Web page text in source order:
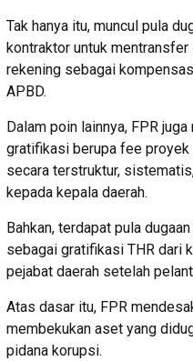
Tak hanya itu, muncul pula
kontraktor untuk
rekening sebagai
APBD.
Dalam poin lainnya, FPR
gratifikasi berupa fee
secara terstruktur,
kepada kepala daerah.
Bahkan, terdapat pula
sebagai gratifikasi THR dari
pejabat daerah setelah
Atas dasar itu, FPR
membekukan aset yang
pidana korupsi.